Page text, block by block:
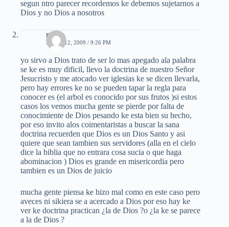
segun ntro parecer recordemos ke debemos sujetarnos a
Dios y no Dios a nosotros
mael
MAYO 12, 2009 / 9:26 PM
yo sirvo a Dios trato de ser lo mas apegado ala palabra
se ke es muy dificil, llevo la doctrina de nuestro Señor
Jesucristo y me atocado ver iglesias ke se dicen llevarla,
pero hay errores ke no se pueden tapar la regla para
conocer es (el arbol es conocido por sus frutos )si estos
casos los vemos mucha gente se pierde por falta de
conocimiente de Dios pesando ke esta bien su hecho,
por eso invito alos coimentaristas a buscar la sana
doctrina recuerden que Dios es un Dios Santo y asi
quiere que sean tambien sus servidores (alla en el cielo
dice la biblia que no entrara cosa sucia o que haga
abominacion ) Dios es grande en misericordia pero
tambien es un Dios de juicio
mucha gente piensa ke hizo mal como en este caso pero
aveces ni sikiera se a acercado a Dios por eso hay ke
ver ke doctrina practican ¿la de Dios ?o ¿la ke se parece
a la de Dios ?